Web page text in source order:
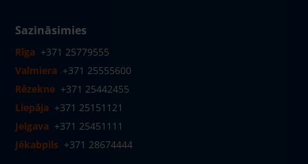
Sazināsimies
Rīga +371 25779555
Valmiera +371 25555600
Rēzekne +371 25442455
Liepāja +371 25151121
Jelgava +371 25451111
Jēkabpils +371 28674444